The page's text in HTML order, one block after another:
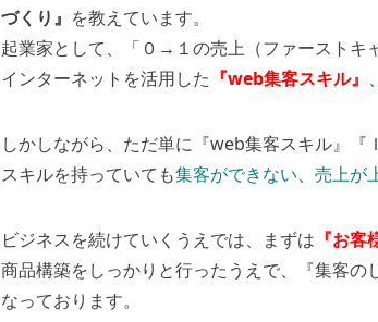
づくり』 を教えています。
起業家として、「０→１の売上（ファーストキ
インターネットを活用した 『web集客スキル』
しかしながら、ただ単に『web集客スキル』『
スキルを持っていても集客ができない、 売上が
ビジネスを続けていくうえでは、まずは 『お
商品構築をしっかりと行ったうえで、『集客
なっております。